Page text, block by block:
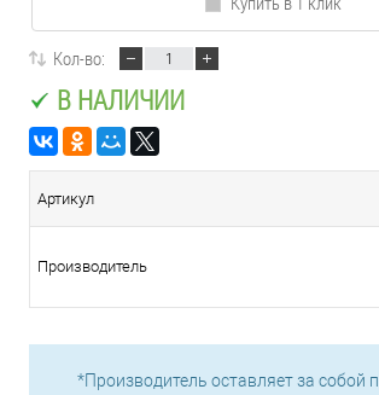
Кол-во:
В НАЛИЧИИ
Артикул
Производитель
*Производитель оставляет за собой